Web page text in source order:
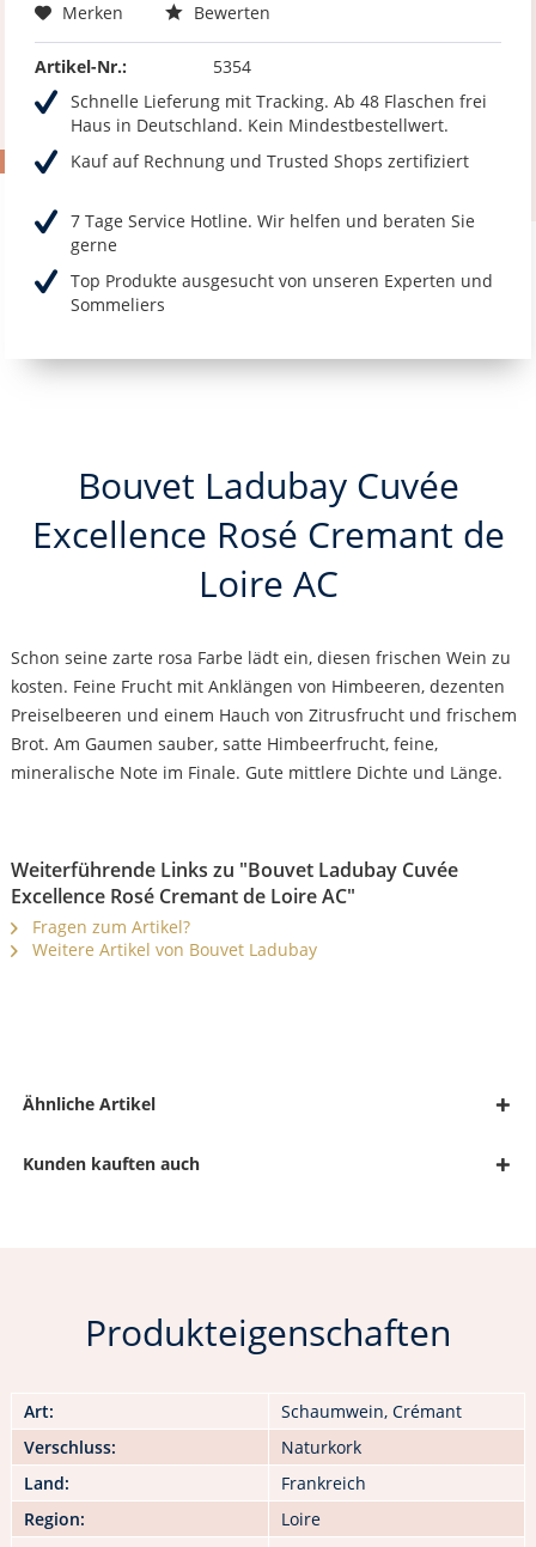
Merken Bewerten
Artikel-Nr.:
5354
Schnelle Lieferung mit Tracking. Ab 48 Flaschen frei
Haus in Deutschland. Kein Mindestbestellwert.
Kauf auf Rechnung und Trusted Shops zertifiziert
7 Tage Service Hotline. Wir helfen und beraten Sie
gerne
Top Produkte ausgesucht von unseren Experten und
Sommeliers
Bouvet Ladubay Cuvée
Excellence Rosé Cremant de
Loire AC
Schon seine zarte rosa Farbe lädt ein, diesen frischen Wein zu
kosten. Feine Frucht mit Anklängen von Himbeeren, dezenten
Preiselbeeren und einem Hauch von Zitrusfrucht und frischem
Brot. Am Gaumen sauber, satte Himbeerfrucht, feine,
mineralische Note im Finale. Gute mittlere Dichte und Länge.
Weiterführende Links zu "Bouvet Ladubay Cuvée
Excellence Rosé Cremant de Loire AC"
Fragen zum Artikel?
Weitere Artikel von Bouvet Ladubay
Ähnliche Artikel
Kunden kauften auch
Produkteigenschaften
Art:
Schaumwein, Crémant
Verschluss:
Naturkork
Land:
Frankreich
Region:
Loire